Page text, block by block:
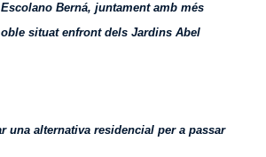
Berná, juntament amb més
situat enfront dels Jardins Abel
una alternativa residencial per a passar